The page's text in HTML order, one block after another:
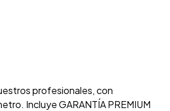
profesionales, con
Incluye GARANTÍA PREMIUM